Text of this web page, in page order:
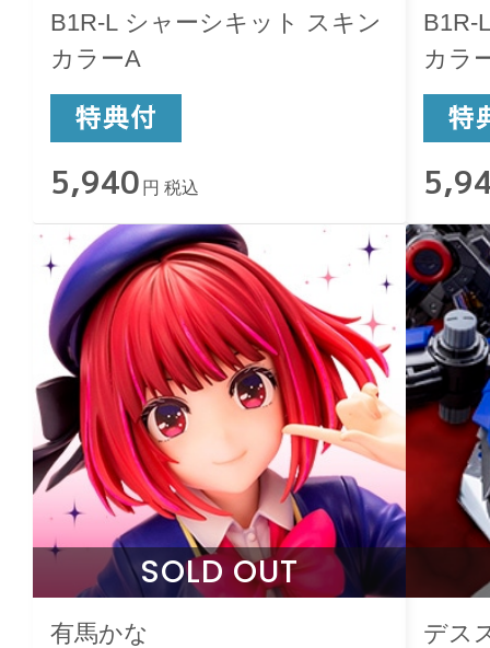
B1R-L シャーシキット スキン
カラーA
5,940 円 税込
B1R-
カラ
SOLD OUT
有馬かな
デス